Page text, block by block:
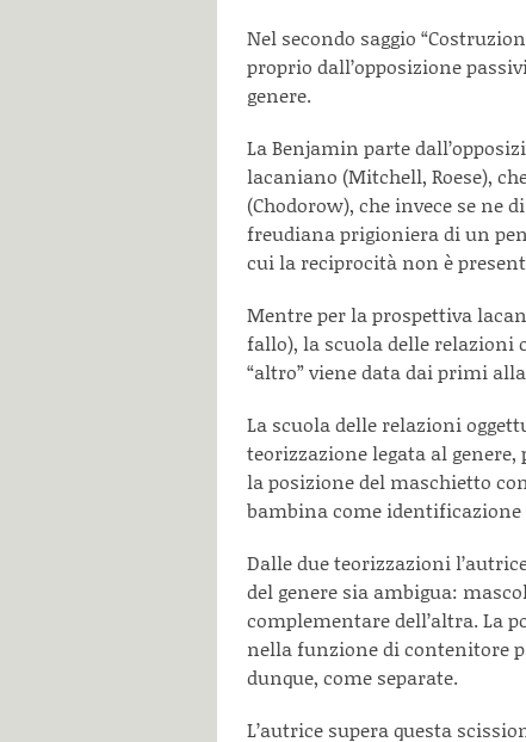
Nel secondo saggio
proprio dall’opposizione
genere.
La Benjamin parte
lacaniano (Mitchell, Roese),
(Chodorow), che invece se ne
freudiana prigioniera di un
cui la reciprocità non è
Mentre per la prospettiva
fallo), la scuola delle relazioni
“altro” viene data dai primi
La scuola delle relazioni
teorizzazione legata al
la posizione del maschietto
bambina come
Dalle due teorizzazioni
del genere sia ambigua:
complementare dell’altra. La
nella funzione di contenitore
dunque, come separate.
L’autrice supera questa